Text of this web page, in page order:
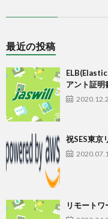
最近の投稿
アント証明
祝SES東京
リモートワ